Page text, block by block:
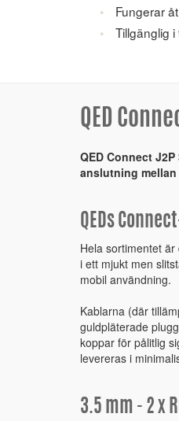
Fungerar
Tillgänglig
QED
QED Connect
anslutning
QEDs
Hela sortimentet
i ett mjukt men
mobil användning.
Kablarna (där
guldpläterade
koppar för pålitlig
levereras i
3.5 mm - 2 x